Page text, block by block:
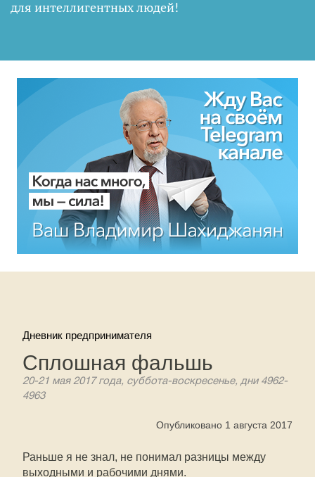
для интеллигентных людей!
Дневник предпринимателя
Сплошная фальшь
20-21 мая 2017 года, суббота-воскресенье, дни 4962-
4963
Опубликовано 1 августа 2017
Раньше я не знал, не понимал разницы между
выходными и рабочими днями.